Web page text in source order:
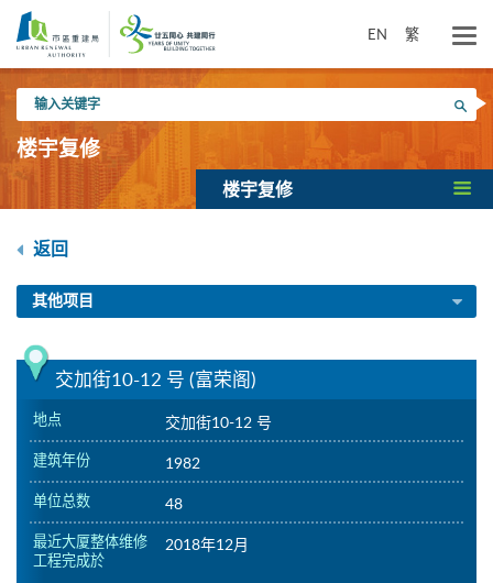
内
EN 繁
入
关
键
搜寻
楼宇复修
楼宇复修
返回
其他项目
交加街10-12 号 (富荣阁)
地点 交加街10-12 号
建筑年份 1982
单位总数 48
最近大厦整体维修
工程完成於
2018年12月